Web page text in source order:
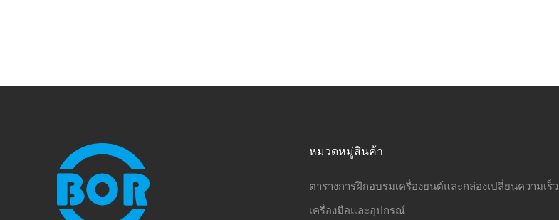
หมวดหมู่สินค้า
ตารางการฝึกอบรมเครื่องยนต์และกล่องเปลี่ยนความเร็ว
เครื่องมือและอุปกรณ์